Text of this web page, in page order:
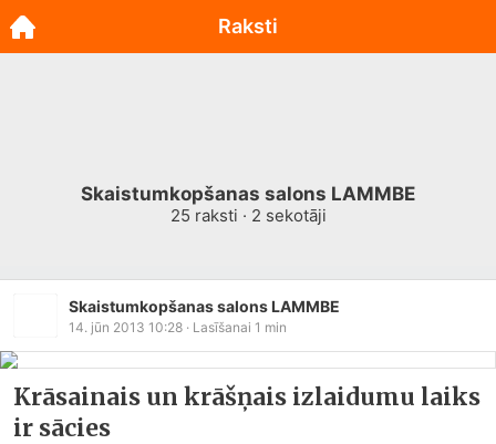
Skaistumkopšanas salons LAMMBE
25 raksti · 2 sekotāji
Skaistumkopšanas salons LAMMBE
14. jūn 2013 10:28 · Lasīšanai 1 min
Krāsainais un krāšņais izlaidumu laiks
ir sācies
Raksti